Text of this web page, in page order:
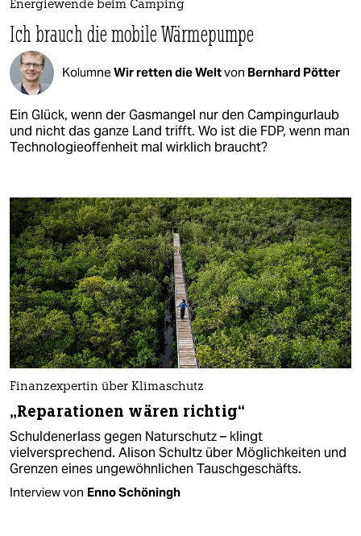
Energiewende beim Camping
Ich brauch die mobile Wärmepumpe
KolumneWir retten die Weltvon Bernhard Pötter
Ein Glück, wenn der Gasmangel nur den Campingurlaub
und nicht das ganze Land trifft. Wo ist die FDP, wenn man
Technologieoffenheit mal wirklich braucht?
Finanzexpertin über Klimaschutz
„Reparationen wären richtig“
Schuldenerlass gegen Naturschutz – klingt
vielversprechend. Alison Schultz über Möglichkeiten und
Grenzen eines ungewöhnlichen Tauschgeschäfts.
Interview von Enno Schöningh